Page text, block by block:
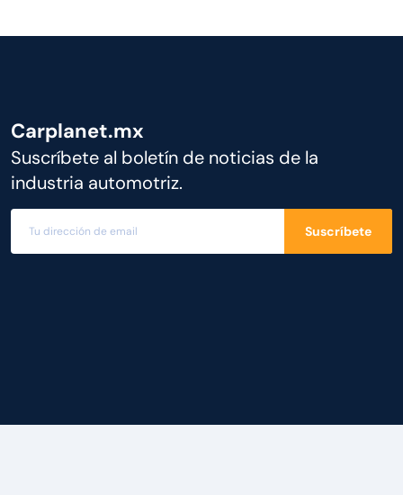
Carplanet.mx
Suscríbete al boletín de noticias de la
industria automotriz.
Suscríbete